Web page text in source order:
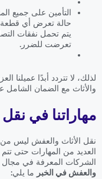
التأمين على جميع
حالة تعرض أي
يتم تحمل نفقات
تعرضت للضرر.
لذلك، لا تتردد أبدًا عميلنا
والأثاث مع الضمان الشامل
مهاراتنا في
نقل الأثاث والعفش ليس من
العديد من المهارات حتى تتم
الشركات المعرفة في مجال
والعفش في الخبر ما يلي: